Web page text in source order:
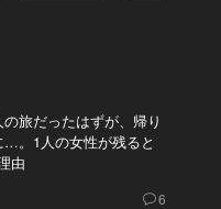
の旅だったはずが、帰り
…。1人の女性が残ると
由
6